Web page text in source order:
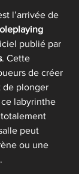
l’arrivée de
publié par
. Cette
de créer
de plonger
labyrinthe
peut
ou une